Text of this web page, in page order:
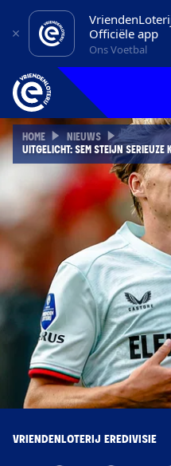
Officiële app
Ons Voetbal
HOME
NIEUWS
UITGELICHT: SEM STEIJN SERIEUZE
VRIENDENLOTERIJ EREDIVISIE